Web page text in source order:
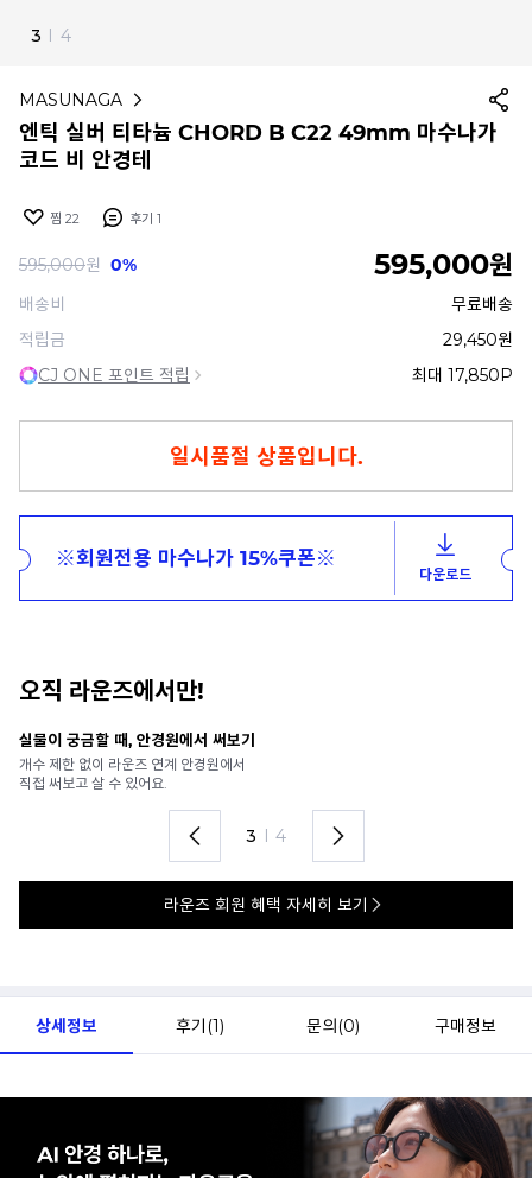
4 I 4
MASUNAGA
엔틱 실버 티타늄 CHORD B C22 49mm 마수나가
코드 비 안경테
찜 22 후기 1
595,000원 0% 595,000원
배송비
무료배송
적립금
29,450원
CJ ONE 포인트 적립
최대 17,850P
일시품절 상품입니다.
※회원전용 마수나가 15%쿠폰※
다운로드
오직 라운즈에서만!
안경 렌즈 맞춤까지 한 번에
가까운 안경원으로 배송받아
렌즈 맞춤부터 피팅까지 편하게!
4 I 4
라운즈 회원 혜택 자세히 보기
상세정보 후기(1) 문의(0) 구매정보